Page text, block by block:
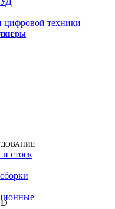
стоек
цифровой техники